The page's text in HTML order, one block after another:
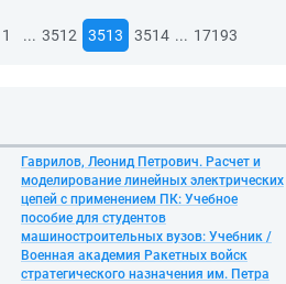
1 ... 3512 3513 3514 ... 17193
Гаврилов, Леонид Петрович. Расчет и
моделирование линейных электрических
цепей с применением ПК: Учебное
пособие для студентов
машиностроительных вузов: Учебник /
Военная академия Ракетных войск
стратегического назначения им. Петра